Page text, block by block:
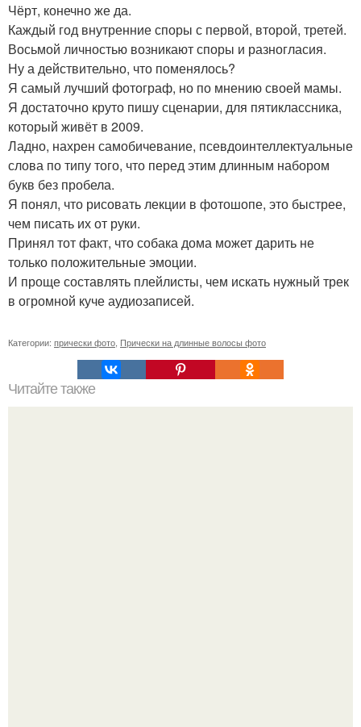
Чёрт, конечно же да.
Каждый год внутренние споры с первой, второй, третей.
Восьмой личностью возникают споры и разногласия.
Ну а действительно, что поменялось?
Я самый лучший фотограф, но по мнению своей мамы.
Я достаточно круто пишу сценарии, для пятиклассника,
который живёт в 2009.
Ладно, нахрен самобичевание, псевдоинтеллектуальные
слова по типу того, что перед этим длинным набором
букв без пробела.
Я понял, что рисовать лекции в фотошопе, это быстрее,
чем писать их от руки.
Принял тот факт, что собака дома может дарить не
только положительные эмоции.
И проще составлять плейлисты, чем искать нужный трек
в огромной куче аудиозаписей.
Категории: прически фото, Прически на длинные волосы фото
Читайте также